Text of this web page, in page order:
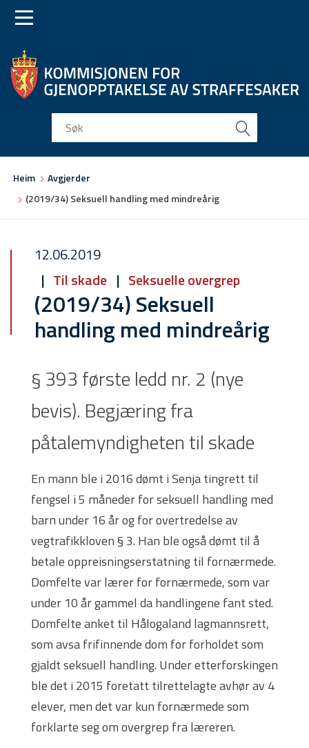
to
to
Heim
Avgjerder
(2019/34) Seksuell handling med mindreårig
12.06.2019
Til skade
Seksuelle overgrep
(2019/34) Seksuell
handling med mindreårig
§ 393 første ledd nr. 2 (nye
bevis). Begjæring fra
påtalemyndigheten til skade
En mann ble i 2016 dømt i Senja tingrett til
fengsel i 5 måneder for seksuell handling med
barn under 16 år og for overtredelse av
vegtrafikkloven § 3. Han ble også dømt til å
betale oppreisningserstatning til fornærmede.
Domfelte var lærer for fornærmede, som var
under 10 år gammel da handlingene fant sted.
Domfelte anket til Hålogaland lagmannsrett,
som avsa frifinnende dom for forholdet som
gjaldt seksuell handling. Under etterforskingen
ble det i 2015 foretatt tilrettelagte avhør av 4
elever, men det var kun fornærmede som
forklarte seg om overgrep fra læreren.